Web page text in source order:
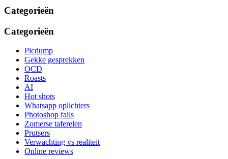
Categorieën
Categorieën
Picdump
Gekke gesprekken
OCD
Roasts
AI
Hot shots
Whatsapp oplichters
Photoshop fails
Zomerse taferelen
Prutsers
Verwachting vs realiteit
Online reviews